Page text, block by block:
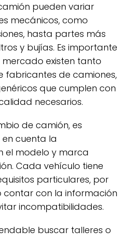
pueden variar
mecánicos, como
hasta partes más
y bujías. Es importante
existen tanto
fabricantes de camiones,
que cumplen con
necesarios.
de camión, es
cuenta la
el modelo y marca
Cada vehículo tiene
particulares, por
contar con la información
incompatibilidades.
buscar talleres o